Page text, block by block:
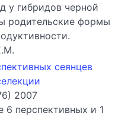
у гибридов черной
родительские формы
сеянцев
2007
6 перспективных и 1